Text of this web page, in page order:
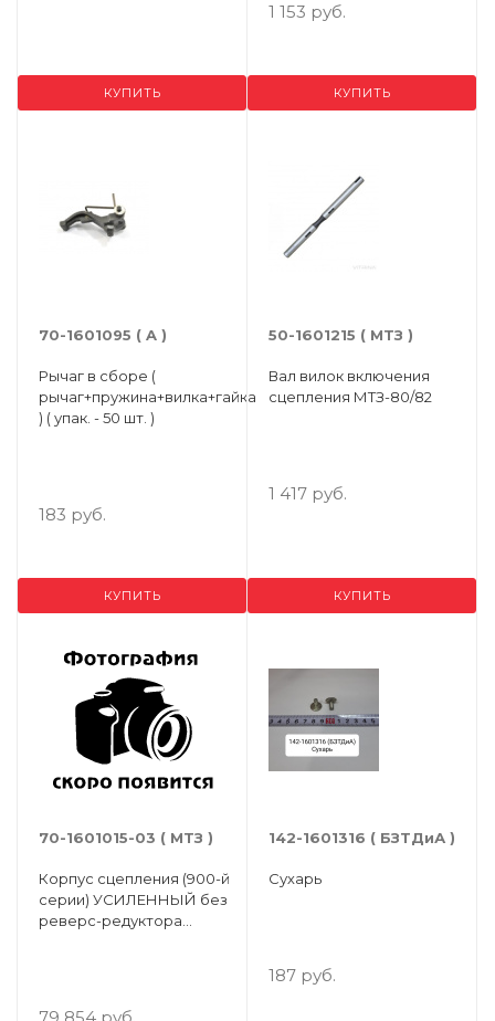
КУПИТЬ
1 153 руб.
КУПИТЬ
70-1601095 ( A )
Рычаг в сборе (
рычаг+пружина+вилка+гайка
) ( упак. - 50 шт. )
183 руб.
КУПИТЬ
50-1601215 ( МТЗ )
Вал вилок включения
сцепления МТЗ-80/82
1 417 руб.
КУПИТЬ
70-1601015-03 ( МТЗ )
Корпус сцепления (900-й
серии) УСИЛЕННЫЙ без
реверс-редуктора
142-1601316 ( БЗТДиА )
Сухарь
187 руб.